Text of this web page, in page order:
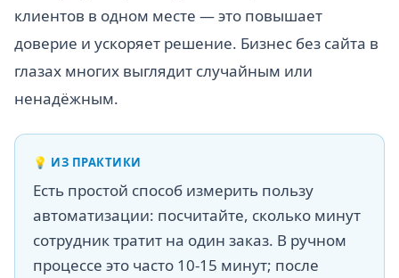
клиентов в одном месте — это повышает
доверие и ускоряет решение. Бизнес без сайта в
глазах многих выглядит случайным или
ненадёжным.
💡 ИЗ ПРАКТИКИ
Есть простой способ измерить пользу
автоматизации: посчитайте, сколько минут
сотрудник тратит на один заказ. В ручном
процессе это часто 10-15 минут; после